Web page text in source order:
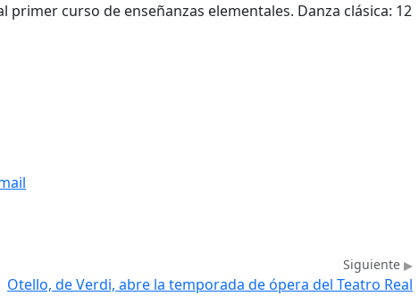
primer curso de enseñanzas elementales. Danza clásica: 12
Siguiente
Otello, de Verdi, abre la temporada de ópera del Teatro Real